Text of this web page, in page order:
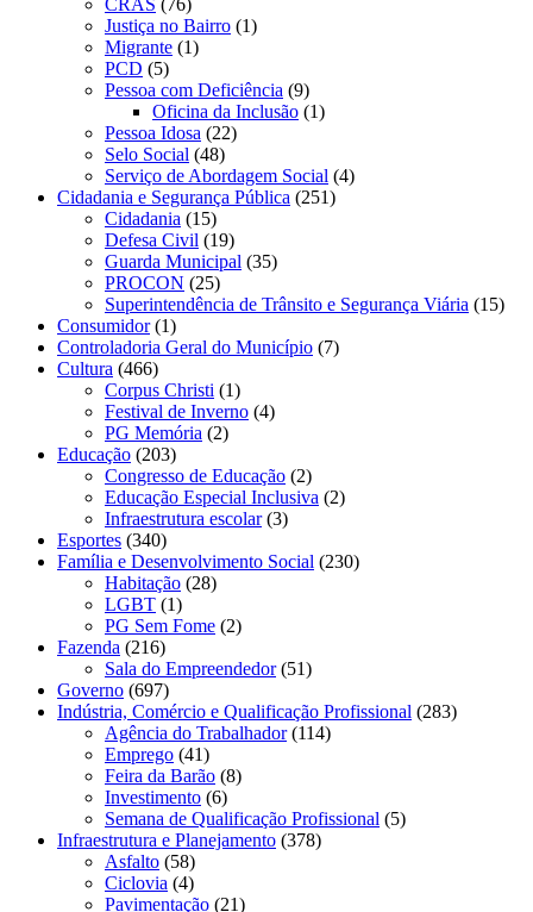
Justiça no Bairro (1)
Migrante (1)
PCD (5)
Pessoa com Deficiência (9)
Oficina da Inclusão (1)
Pessoa Idosa (22)
Selo Social (48)
Serviço de Abordagem Social (4)
Cidadania e Segurança Pública (251)
Cidadania (15)
Defesa Civil (19)
Guarda Municipal (35)
PROCON (25)
Superintendência de Trânsito e Segurança Viária (15)
Consumidor(1)
Controladoria Geral do Município (7)
Cultura (466)
Corpus Christi (1)
Festival de Inverno (4)
PG Memória (2)
Educação (203)
Congresso de Educação (2)
Educação Especial Inclusiva (2)
Infraestrutura escolar(3)
Esportes (340)
Família e Desenvolvimento Social (230)
Habitação (28)
LGBT (1)
PG Sem Fome (2)
Fazenda (216)
Sala do Empreendedor(51)
Governo (697)
Indústria, Comércio e Qualificação Profissional (283)
Agência do Trabalhador(114)
Emprego (41)
Feira da Barão (8)
Investimento (6)
Semana de Qualificação Profissional (5)
Infraestrutura e Planejamento (378)
Asfalto (58)
Ciclovia (4)
Pavimentação (21)